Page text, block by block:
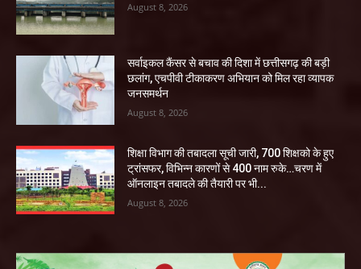
August 8, 2026
सर्वाइकल कैंसर से बचाव की दिशा में छत्तीसगढ़ की बड़ी
छलांग, एचपीवी टीकाकरण अभियान को मिल रहा व्यापक
जनसमर्थन
August 8, 2026
शिक्षा विभाग की तबादला सूची जारी, 700 शिक्षको के हुए
ट्रांसफर, विभिन्न कारणों से 400 नाम रुके…चरण में
ऑनलाइन तबादले की तैयारी पर भी...
August 8, 2026